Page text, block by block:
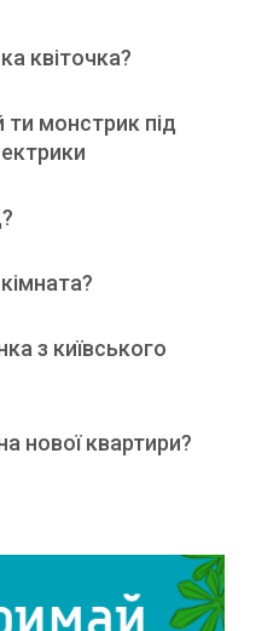
квіточка?
ти монстрик під
з київського
нової квартири?